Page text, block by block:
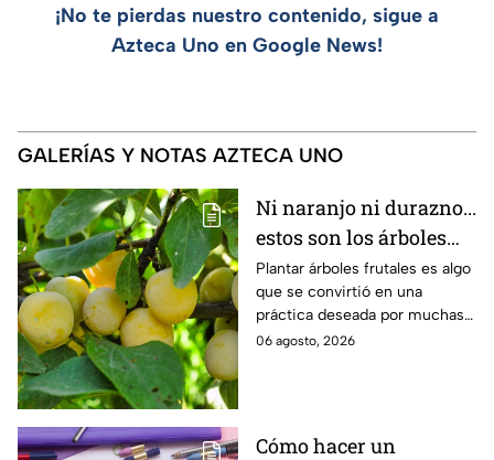
¡No te pierdas nuestro contenido, sigue a
Azteca Uno en Google News!
GALERÍAS Y NOTAS AZTECA UNO
Ni naranjo ni durazno...
estos son los árboles
frutales que debes
plantar en agosto
Plantar árboles frutales es algo
que se convirtió en una
práctica deseada por muchas
personas. Aquí se indica todo
06 agosto, 2026
Cómo hacer un